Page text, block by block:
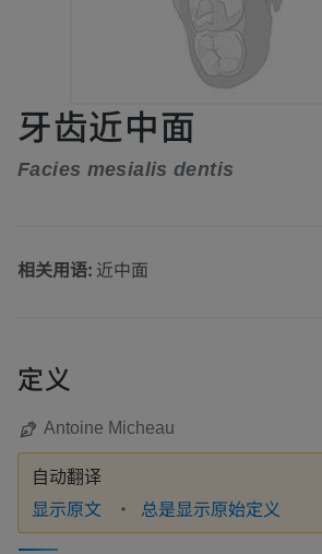
牙齿近中面
Facies mesialis dentis
相关用语: 近中面
定义
Antoine Micheau
自动翻译
显示原文 总是显示原始定义